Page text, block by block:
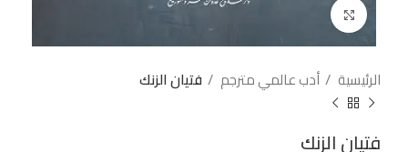
الرئيسية أدب عالمي مترجم فتيان الزنك
فتيان الزنك